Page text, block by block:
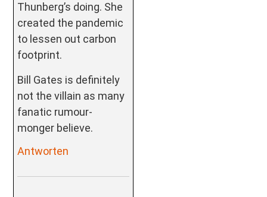
Thunberg’s doing. She
created the pandemic
to lessen out carbon
footprint.
Bill Gates is definitely
not the villain as many
fanatic rumour-
monger believe.
Antworten